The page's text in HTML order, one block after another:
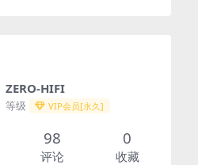
ZERO-HIFI
等级 VIP会员[永久]
98
评论
0
收藏